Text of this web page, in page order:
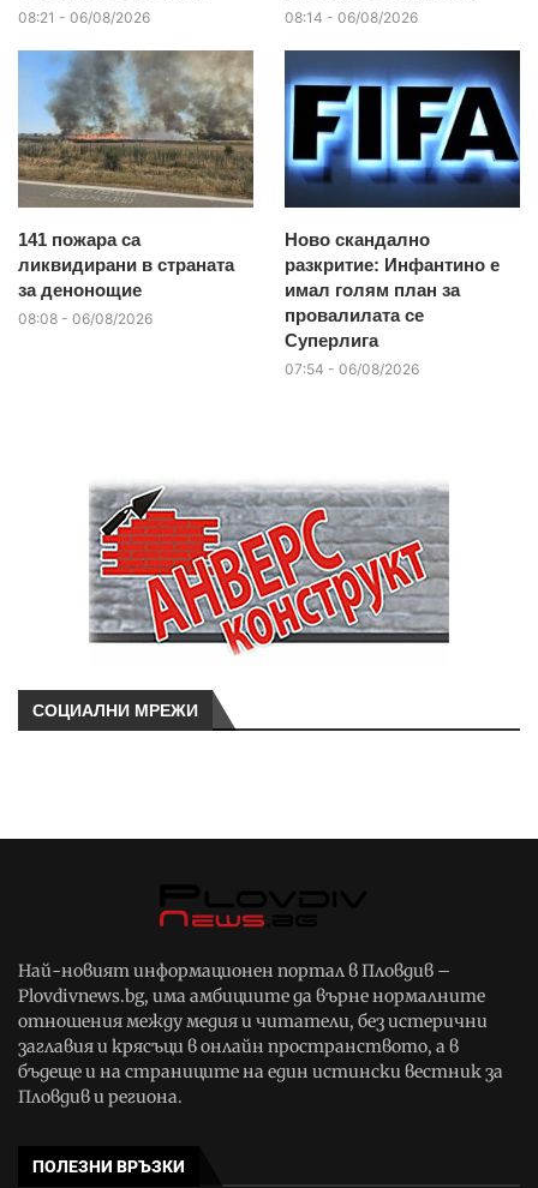
08:21 - 06/08/2026 08:14 - 06/08/2026
141 пожара са
ликвидирани в страната
за денонощие
08:08 - 06/08/2026
Ново скандално
разкритие: Инфантино е
имал голям план за
провалилата се
Суперлига
07:54 - 06/08/2026
СОЦИАЛНИ МРЕЖИ
Най-новият информационен портал в Пловдив –
Plovdivnews.bg, има амбициите да върне нормалните
отношения между медия и читатели, без истерични
заглавия и крясъци в онлайн пространството, а в
бъдеще и на страниците на един истински вестник за
Пловдив и региона.
ПОЛЕЗНИ ВРЪЗКИ